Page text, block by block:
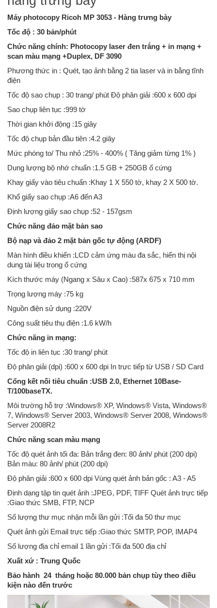
Máy photocopy Ricoh MP 3053 - Hàng trưng bày
Tốc độ : 30 bản/phút
Chức năng chính: Photocopy laser đen trắng + in mạng +
scan màu mạng +Duplex, DF 3090
Phương thức in : Quét, tạo ảnh bằng 2 tia laser và in bằng tĩnh
điện
Tốc độ sao chụp : 30 trang/ phút Độ phân giải :600 x 600 dpi
Sao chụp liên tục :999 tờ
Thời gian khởi động :15 giây
Tốc độ chụp bản đầu tiên :4.2 giây
Mức phóng to/ Thu nhỏ :25% - 400% ( Tăng giảm từng 1% )
Dung lượng bộ nhớ chuẩn :1.5 GB + 250GB ổ cứng
Khay giấy vào tiêu chuẩn :Khay 1 X 550 tờ, khay 2 X 500 tờ.
Khổ giấy sao chụp :A6 đến A3
Định lượng giấy sao chụp :52 - 157gsm
Chức năng đảo mặt bản sao
Bộ nạp và đảo 2 mặt bản gốc tự động (ARDF)
Màn hình điều khiển :LCD cảm ứng màu đa sắc, hiển thị nội
dung tài liệu trong ổ cứng
Kích thước máy (Ngang x Sâu x Cao) :587x 675 x 710 mm
Trọng lượng máy :75 kg
Nguồn điện sử dụng :220V
Công suất tiêu thụ điện :1.6 kW/h
Chức năng in mạng:
Tốc độ in liên tục :30 trang/ phút
Độ phân giải (dpi) :600 x 600 dpi In trực tiếp từ USB / SD Card
Cổng kết nối tiêu chuẩn :USB 2.0, Ethernet 10Base-
T/100baseTX.
Môi trường hỗ trợ :Windows® XP, Windows® Vista, Windows®
7, Windows® Server 2003, Windows® Server 2008, Windows®
Server 2008R2
Chức năng scan màu mạng
Tốc độ quét ảnh tối đa: Bản trắng đen: 80 ảnh/ phút (200 dpi)
Bản màu: 80 ảnh/ phút (200 dpi)
Độ phân giải :600 x 600 dpi Vùng quét ảnh bản gốc : A3 - A5
Định dạng tập tin quét ảnh :JPEG, PDF, TIFF Quét ảnh trực tiếp
:Giao thức SMB, FTP, NCP
Số lượng thư mục nhận mỗi lần gửi :Tối đa 50 thư mục
Quét ảnh gửi Email trực tiếp :Giao thức SMTP, POP, IMAP4
Số lượng địa chỉ email 1 lần gửi :Tối đa 500 địa chỉ
Xuất xứ : Trung Quốc
Bảo hành 24 tháng hoặc 80.000 bản chụp tùy theo điều
kiện nào đến trước